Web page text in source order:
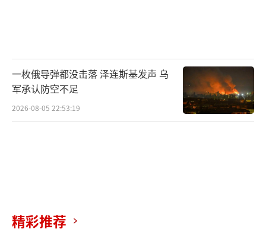
一枚俄导弹都没击落 泽连斯基发声 乌
军承认防空不足
2026-08-05 22:53:19
精彩推荐